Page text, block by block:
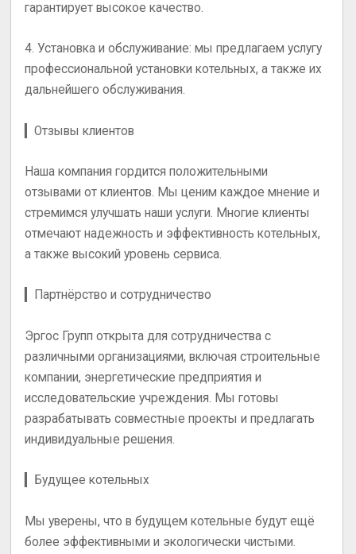
гарантирует высокое качество.
4. Установка и обслуживание: мы предлагаем услугу
профессиональной установки котельных, а также их
дальнейшего обслуживания.
▎Отзывы клиентов
Наша компания гордится положительными
отзывами от клиентов. Мы ценим каждое мнение и
стремимся улучшать наши услуги. Многие клиенты
отмечают надежность и эффективность котельных,
а также высокий уровень сервиса.
▎Партнёрство и сотрудничество
Эргос Групп открыта для сотрудничества с
различными организациями, включая строительные
компании, энергетические предприятия и
исследовательские учреждения. Мы готовы
разрабатывать совместные проекты и предлагать
индивидуальные решения.
▎Будущее котельных
Мы уверены, что в будущем котельные будут ещё
более эффективными и экологически чистыми.